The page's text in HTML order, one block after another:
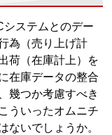
ステムとのデー
為（売り上げ計
荷（在庫計上）を
在庫データの整合
幾つか考慮すべき
ういったオムニチ
ないでしょうか。